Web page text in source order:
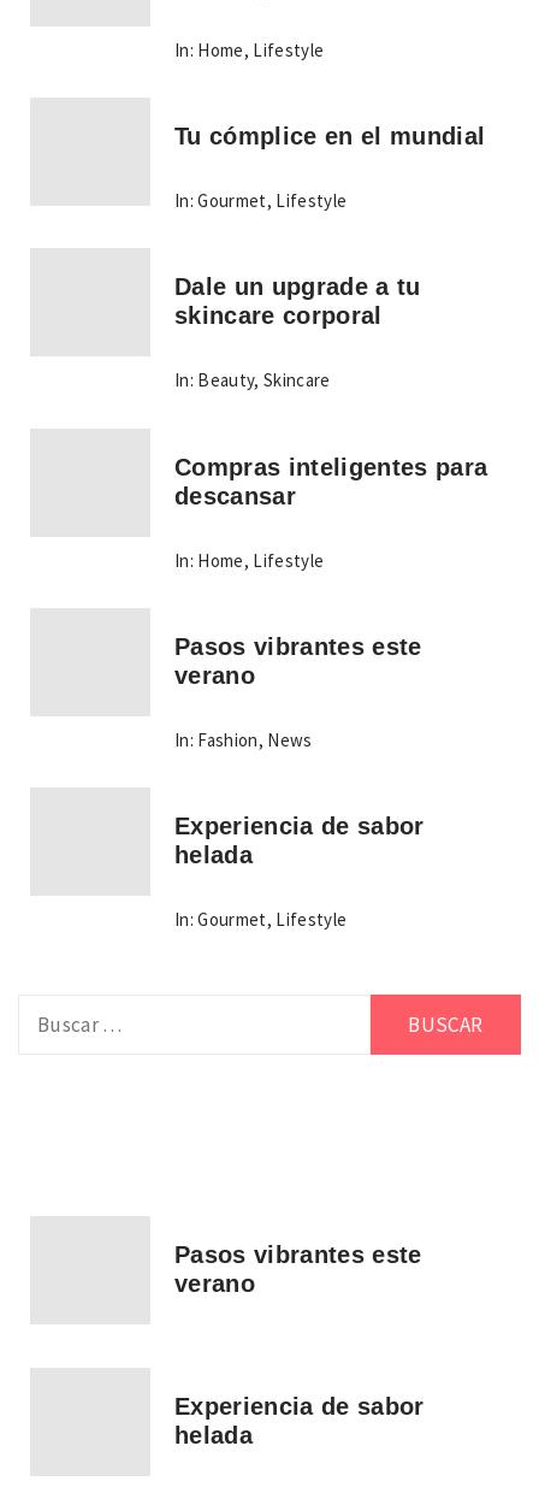
In: Home, Lifestyle
Tu cómplice en el mundial
In: Gourmet, Lifestyle
Dale un upgrade a tu
skincare corporal
In: Beauty,Skincare
Compras inteligentes para
descansar
In: Home, Lifestyle
Pasos vibrantes este
verano
In: Fashion, News
Experiencia de sabor
helada
In: Gourmet, Lifestyle
Pasos vibrantes este
verano
Experiencia de sabor
helada